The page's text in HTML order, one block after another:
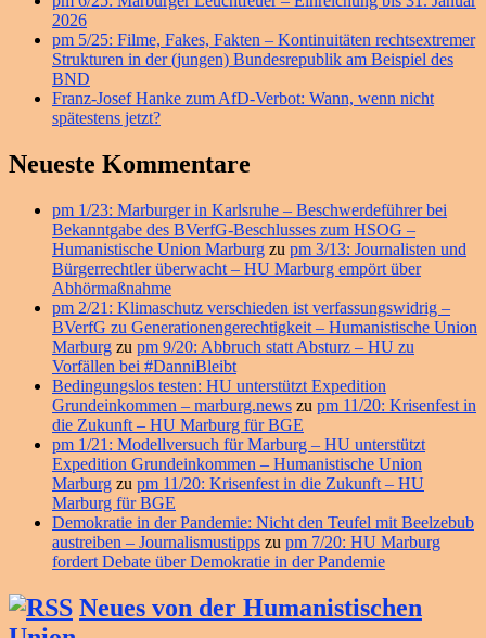
Rechtsverweigerung
2026
pm 5/25: Filme, Fakes, Fakten – Kontinuitäten rechtsextremer
Strukturen in der (jungen) Bundesrepublik am Beispiel des
BND
Franz-Josef Hanke zum AfD-Verbot: Wann, wenn nicht
spätestens jetzt?
Neueste Kommentare
pm 1/23: Marburger in Karlsruhe – Beschwerdeführer bei
Bekanntgabe des BVerfG-Beschlusses zum HSOG –
Humanistische Union Marburg zu pm 3/13: Journalisten und
Bürgerrechtler überwacht – HU Marburg empört über
Abhörmaßnahme
pm 2/21: Klimaschutz verschieden ist verfassungswidrig –
BVerfG zu Generationengerechtigkeit – Humanistische Union
Marburg zu pm 9/20: Abbruch statt Absturz – HU zu
Vorfällen bei #DanniBleibt
Bedingungslos testen: HU unterstützt Expedition
Grundeinkommen – marburg.news zu pm 11/20: Krisenfest in
die Zukunft – HU Marburg für BGE
pm 1/21: Modellversuch für Marburg – HU unterstützt
Expedition Grundeinkommen – Humanistische Union
Marburg zu pm 11/20: Krisenfest in die Zukunft – HU
Marburg für BGE
Demokratie in der Pandemie: Nicht den Teufel mit Beelzebub
austreiben – Journalismustipps zu pm 7/20: HU Marburg
fordert Debate über Demokratie in der Pandemie
Neues von der Humanistischen